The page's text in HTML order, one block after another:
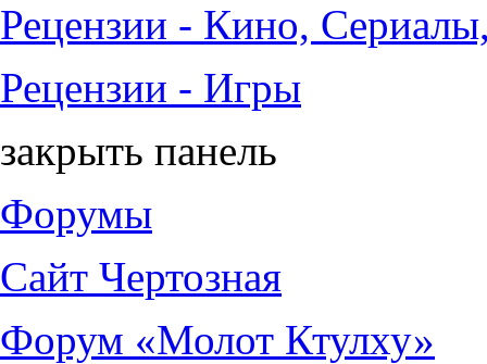
Рецензии - Кино,
Рецензии - Игры
закрыть панель
Форумы
Сайт Чертозная
Форум «Молот Ктулху»